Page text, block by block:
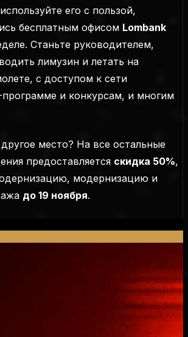
его с пользой,
бесплатным офисом Lombank
Станьте руководителем,
лимузин и летать на
с доступом к сети
программе и конкурсам, и многим
место? На все остальные
предоставляется скидка 50%,
модернизацию и
до 19 ноября.